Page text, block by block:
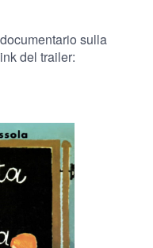
sulla
del trailer: